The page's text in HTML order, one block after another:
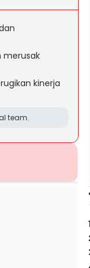
merusak
kinerja
team.